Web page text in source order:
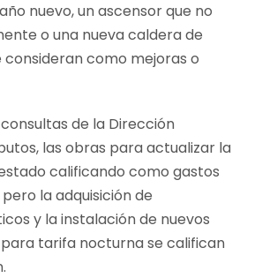
nuevo, un ascensor que no
o una nueva caldera de
como mejoras o
de la Dirección
las obras para actualizar la
calificando como gastos
la adquisición de
y la instalación de nuevos
tarifa nocturna se califican